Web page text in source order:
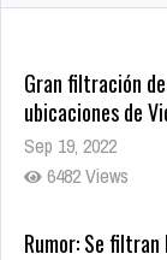
Gran filtración
ubicaciones de
Sep 19, 2022
6482 Views
Rumor: Se